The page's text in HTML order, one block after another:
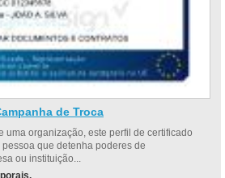
de Troca
uma organização, este perfil de certificado
que detenha poderes de
ou instituição...